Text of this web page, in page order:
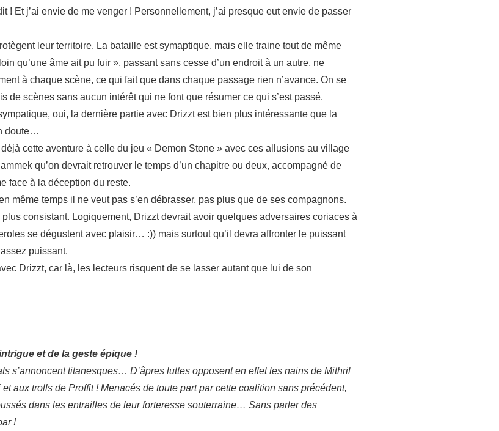
! Et j’ai envie de me venger ! Personnellement, j’ai presque eut envie de passer
leur territoire. La bataille est symaptique, mais elle traine tout de même
qu’une âme ait pu fuir », passant sans cesse d’un endroit à un autre, ne
à chaque scène, ce qui fait que dans chaque passage rien n’avance. On se
scènes sans aucun intérêt qui ne font que résumer ce qui s’est passé.
oui, la dernière partie avec Drizzt est bien plus intéressante que la
doute…
cette aventure à celle du jeu « Demon Stone » avec ces allusions au village
qu’on devrait retrouver le temps d’un chapitre ou deux, accompagné de
face à la déception du reste.
même temps il ne veut pas s’en débrasser, pas plus que de ses compagnons.
consistant. Logiquement, Drizzt devrait avoir quelques adversaires coriaces à
se dégustent avec plaisir… :)) mais surtout qu’il devra affronter le puissant
puissant.
Drizzt, car là, les lecteurs risquent de se lasser autant que lui de son
et de la geste épique !
s’annoncent titanesques… D’âpres luttes opposent en effet les nains de Mithril
aux trolls de Proffit ! Menacés de toute part par cette coalition sans précédent,
dans les entrailles de leur forteresse souterraine… Sans parler des
!